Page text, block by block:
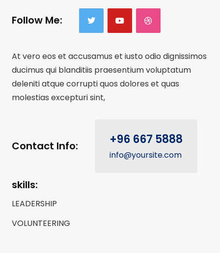
Follow Me:
At vero eos et accusamus et iusto odio dignissimos
ducimus qui blanditiis praesentium voluptatum
deleniti atque corrupti quos dolores et quas
molestias excepturi sint,
Contact Info: +96 667 5888
info@yoursite.com
skills:
LEADERSHIP
VOLUNTEERING